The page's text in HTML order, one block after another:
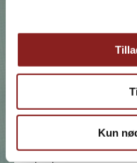
Kun
Nachricht
ICH